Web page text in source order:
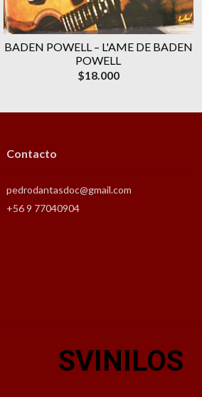
BADEN POWELL ‎– L'AME DE BADEN
POWELL
$18.000
Contacto
pedrodantasdoc@gmail.com
+56 9 77040904
SVINILOS